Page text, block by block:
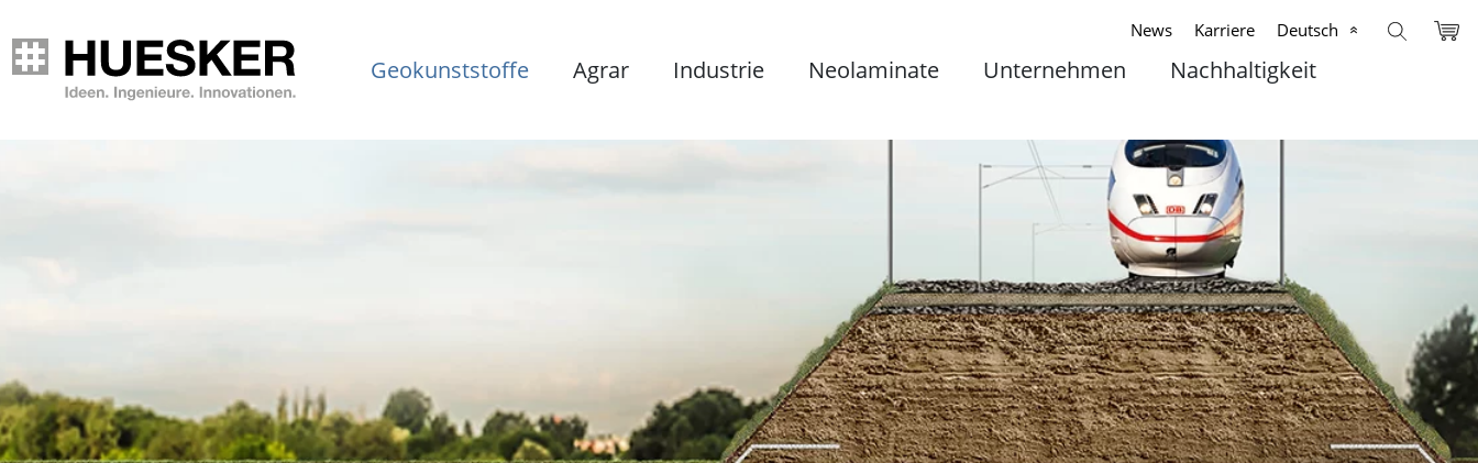
News Karriere Deutsch
Geokunststoffe Agrar Industrie Neolaminate Unternehmen Nachhaltigkeit